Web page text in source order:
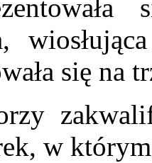
się na
w którym